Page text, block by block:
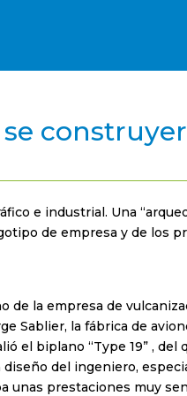
e industrial. Una
de empresa y de los
de la empresa de
Sablier, la fábrica de
el biplano “Type 19” , del
del ingeniero,
unas prestaciones muy